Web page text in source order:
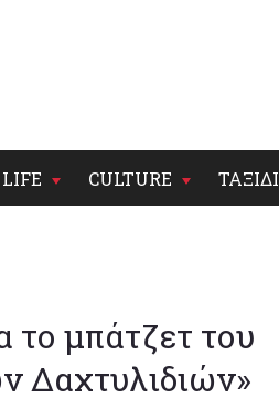
CULTURE ΤΑΞΙΔΙ
το μπάτζετ του
Δαχτυλιδιών»